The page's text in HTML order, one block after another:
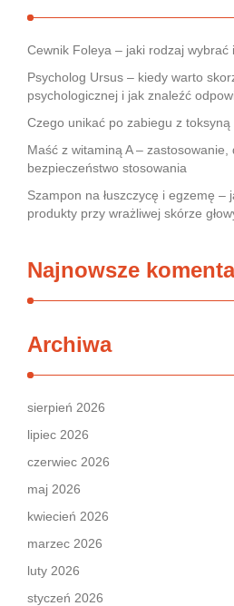
Cewnik Foleya – jaki rodzaj
Psycholog Ursus – kiedy warto
psychologicznej i jak znaleźć
Czego unikać po zabiegu z
Maść z witaminą A – zastosowanie,
bezpieczeństwo stosowania
Szampon na łuszczycę i egzemę –
produkty przy wrażliwej skórze
Najnowsze
Archiwa
sierpień 2026
lipiec 2026
czerwiec 2026
maj 2026
kwiecień 2026
marzec 2026
luty 2026
styczeń 2026